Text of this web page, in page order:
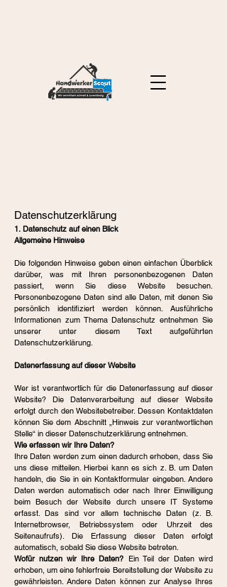
Datenschutzerklärung
1. Datenschutz auf einen Blick
Allgemeine Hinweise
Die folgenden Hinweise geben einen einfachen Überblick
darüber, was mit Ihren personenbezogenen Daten
passiert, wenn Sie diese Website besuchen.
Personenbezogene Daten sind alle Daten, mit denen Sie
persönlich identifiziert werden können. Ausführliche
Informationen zum Thema Datenschutz entnehmen Sie
unserer unter diesem Text aufgeführten
Datenschutzerklärung.
Datenerfassung auf dieser Website
Wer ist verantwortlich für die Datenerfassung auf dieser
Website? Die Datenverarbeitung auf dieser Website
erfolgt durch den Websitebetreiber. Dessen Kontaktdaten
können Sie dem Abschnitt „Hinweis zur verantwortlichen
Stelle“ in dieser Datenschutzerklärung entnehmen.
Wie erfassen wir Ihre Daten?
Ihre Daten werden zum einen dadurch erhoben, dass Sie
uns diese mitteilen. Hierbei kann es sich z. B. um Daten
handeln, die Sie in ein Kontaktformular eingeben. Andere
Daten werden automatisch oder nach Ihrer Einwilligung
beim Besuch der Website durch unsere IT Systeme
erfasst. Das sind vor allem technische Daten (z. B.
Internetbrowser, Betriebssystem oder Uhrzeit des
Seitenaufrufs). Die Erfassung dieser Daten erfolgt
automatisch, sobald Sie diese Website betreten.
Wofür nutzen wir Ihre Daten? Ein Teil der Daten wird
erhoben, um eine fehlerfreie Bereitstellung der Website zu
gewährleisten. Andere Daten können zur Analyse Ihres